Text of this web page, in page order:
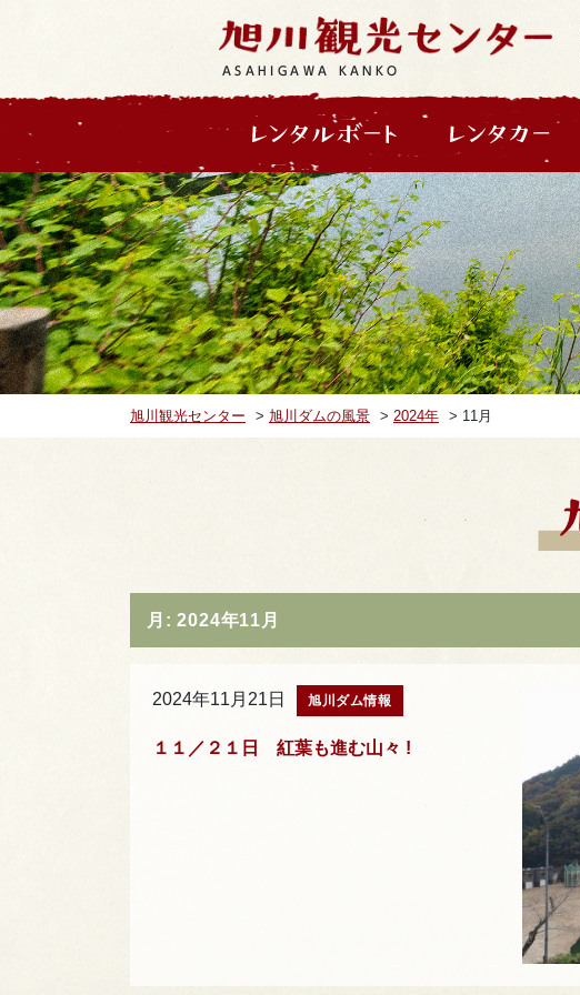
ASAHIGAWA KANKO
旭川観光センター > 旭川ダムの風景 > 2024年 > 11月
月:2024年11月
2024年11月21日 旭川ダム情報
１１／２１日 紅葉も進む山々 !